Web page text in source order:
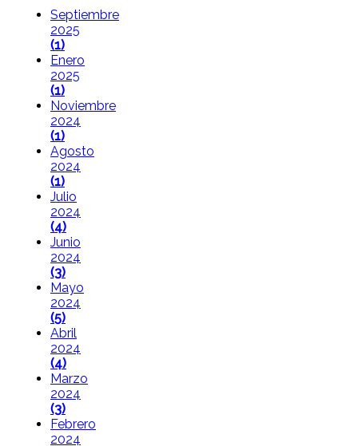
Septiembre
2025
(1)
Enero
2025
(1)
Noviembre
2024
(1)
Agosto
2024
(1)
Julio
2024
(4)
Junio
2024
(3)
Mayo
2024
(5)
Abril
2024
(4)
Marzo
2024
(3)
Febrero
2024